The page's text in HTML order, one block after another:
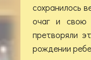
сохранилось
очаг и свою
претворяли
рождении